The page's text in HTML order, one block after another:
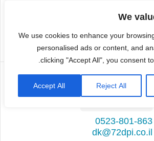
We
We use cookies to enhance your
personalised ads or content, and
clicking "Accept All", you consent
Reject All
Accept All דמיטרי קגן
בונה אתרים ואפליקציות
0523-801-863
dk@72dpi.co.il